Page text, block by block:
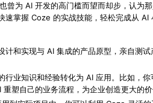
为 AI 开发的高门槛而望而却步，认为
速掌握 Coze 的实战技能，轻松完成从 AI
计和实现与 AI 集成的产品原型，亲自测
业知识和经验转化为 AI 应用。比如，
塑自己的业务流程，为企业创造更大的价